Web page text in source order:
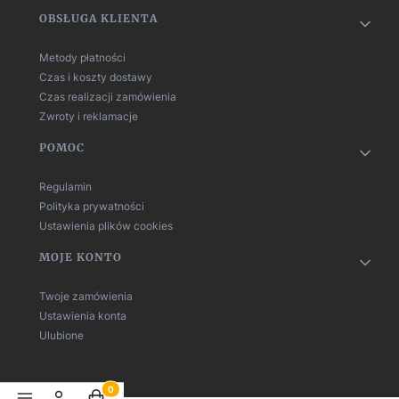
OBSŁUGA KLIENTA
Metody płatności
Czas i koszty dostawy
Czas realizacji zamówienia
Zwroty i reklamacje
POMOC
Regulamin
Polityka prywatności
Ustawienia plików cookies
MOJE KONTO
Twoje zamówienia
Ustawienia konta
Ulubione
Produkty w koszyku: 0. Zobacz szczegóły